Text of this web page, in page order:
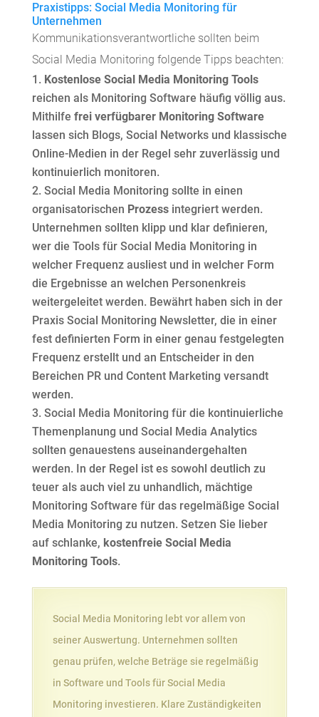
Praxistipps: Social Media Monitoring für
Unternehmen
Kommunikationsverantwortliche sollten beim
Social Media Monitoring folgende Tipps beachten:
Kostenlose Social Media Monitoring Tools
reichen als Monitoring Software häufig völlig aus.
Mithilfe frei verfügbarer Monitoring Software
lassen sich Blogs, Social Networks und klassische
Online-Medien in der Regel sehr zuverlässig und
kontinuierlich monitoren.
Social Media Monitoring sollte in einen
organisatorischen Prozessintegriert werden.
Unternehmen sollten klipp und klar definieren,
wer die Tools für Social Media Monitoring in
welcher Frequenz ausliest und in welcher Form
die Ergebnisse an welchen Personenkreis
weitergeleitet werden. Bewährt haben sich in der
Praxis Social Monitoring Newsletter, die in einer
fest definierten Form in einer genau festgelegten
Frequenz erstellt und an Entscheider in den
Bereichen PR und Content Marketing versandt
werden.
Social Media Monitoring für die kontinuierliche
Themenplanung und Social Media Analytics
sollten genauestens auseinandergehalten
werden. In der Regel ist es sowohl deutlich zu
teuer als auch viel zu unhandlich, mächtige
Monitoring Software für das regelmäßige Social
Media Monitoring zu nutzen. Setzen Sie lieber
auf schlanke, kostenfreie Social Media
Monitoring Tools.
Social Media Monitoring lebt vor allem von
seiner Auswertung. Unternehmen sollten
genau prüfen, welche Beträge sie regelmäßig
in Software und Tools für Social Media
Monitoring investieren. Klare Zuständigkeiten